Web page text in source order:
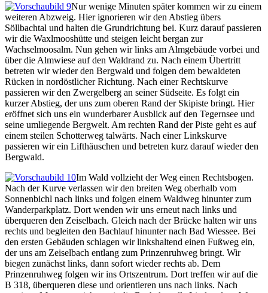
Nur wenige Minuten später kommen wir zu einem
weiteren Abzweig. Hier ignorieren wir den Abstieg übers
Söllbachtal und halten die Grundrichtung bei. Kurz darauf passieren
wir die Waxlmooshütte und steigen leicht bergan zur
Wachselmoosalm. Nun gehen wir links am Almgebäude vorbei und
über die Almwiese auf den Waldrand zu. Nach einem Übertritt
betreten wir wieder den Bergwald und folgen dem bewaldeten
Rücken in nordöstlicher Richtung. Nach einer Rechtskurve
passieren wir den Zwergelberg an seiner Südseite. Es folgt ein
kurzer Abstieg, der uns zum oberen Rand der Skipiste bringt. Hier
eröffnet sich uns ein wunderbarer Ausblick auf den Tegernsee und
seine umliegende Bergwelt. Am rechten Rand der Piste geht es auf
einem steilen Schotterweg talwärts. Nach einer Linkskurve
passieren wir ein Lifthäuschen und betreten kurz darauf wieder den
Bergwald.
Im Wald vollzieht der Weg einen Rechtsbogen.
Nach der Kurve verlassen wir den breiten Weg oberhalb vom
Sonnenbichl nach links und folgen einem Waldweg hinunter zum
Wanderparkplatz. Dort wenden wir uns erneut nach links und
überqueren den Zeiselbach. Gleich nach der Brücke halten wir uns
rechts und begleiten den Bachlauf hinunter nach Bad Wiessee. Bei
den ersten Gebäuden schlagen wir linkshaltend einen Fußweg ein,
der uns am Zeiselbach entlang zum Prinzenruhweg bringt. Wir
biegen zunächst links, dann sofort wieder rechts ab. Dem
Prinzenruhweg folgen wir ins Ortszentrum. Dort treffen wir auf die
B 318, überqueren diese und orientieren uns nach links. Nach